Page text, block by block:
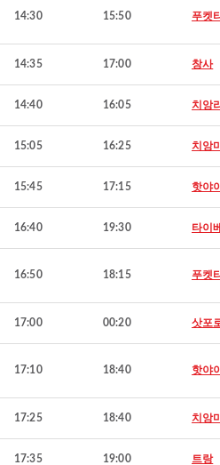
14:30 15:50 푸켓
14:35 17:00 창사
14:40 16:05 치앙
15:05 16:25 치앙
15:45 17:15 핫야
16:40 19:30 타이
16:50 18:15 푸켓
17:00 00:20 삿포
17:10 18:40 핫야
17:25 18:40 치앙
17:35 19:00 트랑